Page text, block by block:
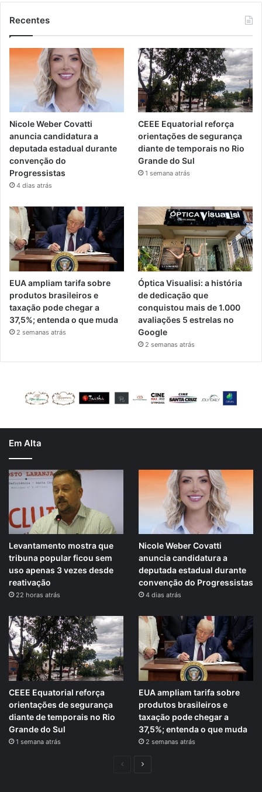
Recentes
Nicole Weber Covatti
anuncia candidatura a
deputada estadual durante
convenção do
Progressistas
4 dias atrás
CEEE Equatorial reforça
orientações de segurança
diante de temporais no Rio
Grande do Sul
1 semana atrás
EUA ampliam tarifa sobre
produtos brasileiros e
taxação pode chegar a
37,5%; entenda o que muda
2 semanas atrás
Óptica Visualisi: a história
de dedicação que
conquistou mais de 1.000
avaliações 5 estrelas no
Google
2 semanas atrás
Em Alta
Levantamento mostra que
tribuna popular ficou sem
uso apenas 3 vezes desde
reativação
22 horas atrás
Nicole Weber Covatti
anuncia candidatura a
deputada estadual durante
convenção do Progressistas
4 dias atrás
CEEE Equatorial reforça
orientações de segurança
diante de temporais no Rio
Grande do Sul
1 semana atrás
EUA ampliam tarifa sobre
produtos brasileiros e
taxação pode chegar a
37,5%; entenda o que muda
2 semanas atrás
PáginaPróxima